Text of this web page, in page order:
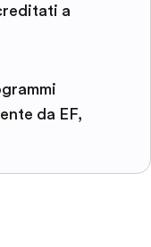
a
da EF,